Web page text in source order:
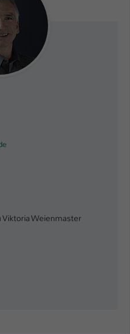
Viktoria Weienmaster